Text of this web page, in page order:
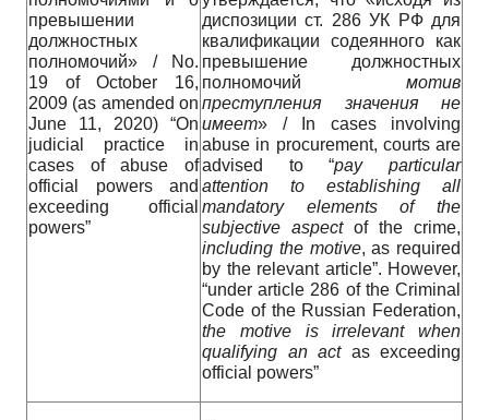
превышении
должностных
полномочий» / No.
19 of October 16,
2009 (as amended on
June 11, 2020) “On
judicial practice in
cases of abuse of
official powers and
exceeding official
powers”
диспозиции ст. 286 УК РФ для
квалификации содеянного как
превышение должностных
полномочий мотив
преступления значения не
имеет» / In cases involving
abuse in procurement, courts are
advised to “pay
particular
attention
to establishing
all
mandatory
elements of
the
subjective aspectof the crime,
including the motive, as required
by the relevant article”. However,
“under article 286 of the Criminal
Code of the Russian Federation,
the motive is irrelevant when
qualifying an actas exceeding
official powers”